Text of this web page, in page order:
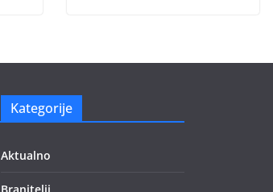
Kategorije
Aktualno
Branitelji